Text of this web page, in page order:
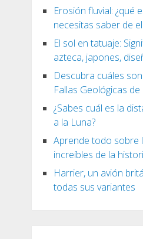
Erosión fluvial: ¿qué
necesitas saber de
El sol en tatuaje:
azteca, japones,
Descubra cuáles
Fallas Geológicas
¿Sabes cuál es la
a la Luna?
Aprende todo sobre
increíbles de la
Harrier, un avión
todas sus variantes